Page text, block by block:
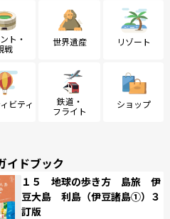
ト・
戦
世界遺産 リゾート
ビティ
鉄道・
フライト
ショップ
イドブック
１５ 地球の歩き方 島旅 伊
豆大島 利島（伊豆諸島①）３
訂版